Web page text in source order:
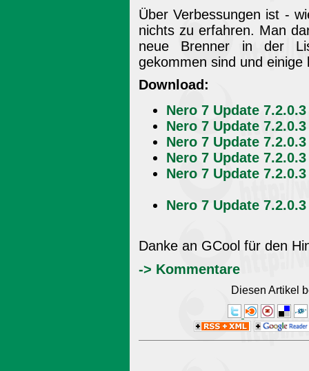
Über Verbessungen ist -
nichts zu erfahren. Man
neue Brenner in der
gekommen sind und
Download:
Nero 7 Update
Nero 7 Update
Nero 7 Update
Nero 7 Update
Nero 7 Update
Nero 7 Update
Danke an GCool für den
-> Kommentare
Diesen Artikel